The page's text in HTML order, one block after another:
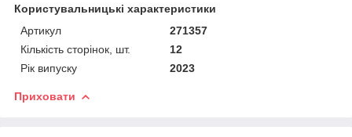
Користувальницькі характеристики
Артикул
271357
Кількість сторінок, шт.
12
Рік випуску
2023
Приховати